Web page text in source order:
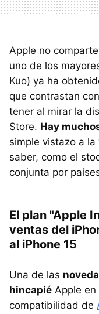
Apple no comparte
uno de los
Kuo) ya ha
que contrastan
tener al mirar la
Store. Hay
simple vistazo a
saber, como el
conjunta por
El plan "Apple
ventas del
al iPhone 15
Una de las
hincapié Apple en
compatibilidad de